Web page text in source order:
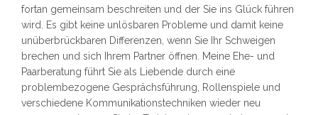
fortan gemeinsam beschreiten und der Sie ins Glück führen
wird. Es gibt keine unlösbaren Probleme und damit keine
unüberbrückbaren Differenzen, wenn Sie Ihr Schweigen
brechen und sich Ihrem Partner öffnen. Meine Ehe- und
Paarberatung führt Sie als Liebende durch eine
problembezogene Gesprächsführung, Rollenspiele und
verschiedene Kommunikationstechniken wieder neu